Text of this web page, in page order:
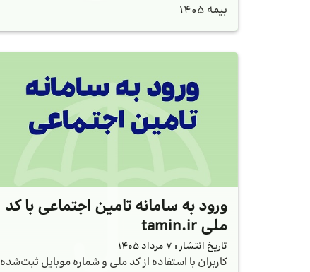
بیمه ۱۴۰۵
ورود به سامانه تامین اجتماعی با کد
ملی tamin.ir
تاریخ انتشار : 7 مرداد 1405
کاربران با استفاده از کد ملی و شماره موبایل ثبت‌شده